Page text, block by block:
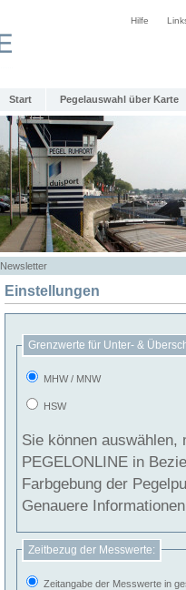
Hilfe
Start Pegelauswahl über Karte
Newsletter
Einstellungen
Grenzwerte für Unter- &
MHW / MNW
HSW
Sie können
PEGELONLINE in Beziehung
Farbgebung der
Genauere
Zeitbezug der Messwerte:
Zeitangabe der Messwerte in